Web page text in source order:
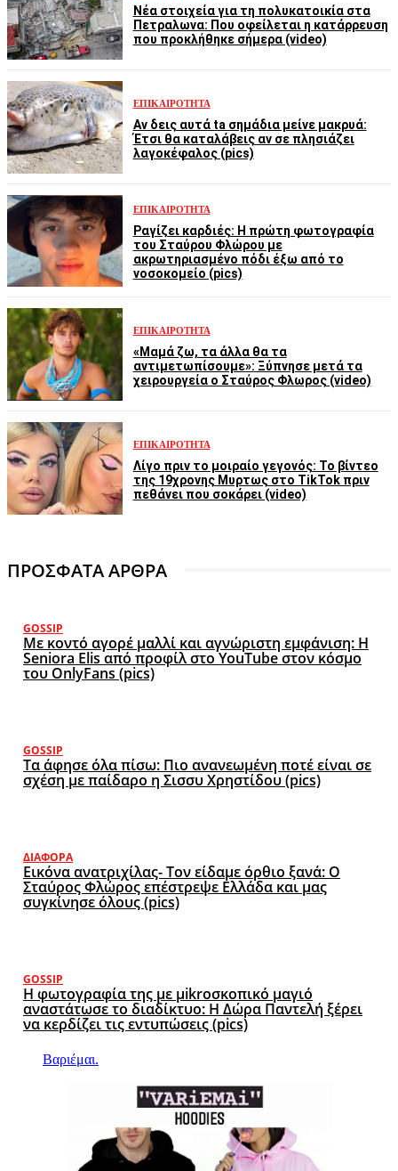
Νέα στοιχεία για τη πολυκατοικία στα
Πετραλωνα: Που οφείλεται η κατάρρευση
που προκλήθηκε σήμερα (video)
ΕΠΙΚΑΙΡΌΤΗΤΑ
Αν δεις αυτά ta σημάδια μείνε μακρυά:
Έτσι θα καταλάβεις αν σε πλησιάζει
λαγοκέφαλος (pics)
ΕΠΙΚΑΙΡΌΤΗΤΑ
Ραγίζει καρδιές: Η πρώτη φωτογραφία
του Σταύρου Φλώρου με
ακρωτηριασμένο πόδι έξω από το
νοσοκομείο (pics)
ΕΠΙΚΑΙΡΌΤΗΤΑ
«Μαμά ζω, τα άλλα θα τα
αντιμετωπίσουμε»: Ξύπνησε μετά τα
χειρουργεία ο Σταύρος Φλωρος (video)
ΕΠΙΚΑΙΡΌΤΗΤΑ
Λίγο πριν το μοιραίο γεγονός: Το βίντεο
της 19χρονης Μυρτως στο TikTok πριν
πεθάνει που σοκάρει (video)
ΠΡΟΣΦΑΤΑ ΑΡΘΡΑ
GOSSIP
Με κοντό αγορέ μαλλί και αγνώριστη εμφάνιση: Η
Seniora Elis από προφίλ στο YouTube στον κόσμο
του OnlyFans (pics)
GOSSIP
Τα άφησε όλα πίσω: Πιο ανανεωμένη ποτέ είναι σε
σχέση με παίδαρο η Σισσυ Χρηστίδου (pics)
ΔΙΆΦΟΡΑ
Εικόνα ανατριχίλας- Τον είδαμε όρθιο ξανά: Ο
Σταύρος Φλώρος επέστρεψε Ελλάδα και μας
συγκίνησε όλους (pics)
GOSSIP
Η φωτογραφία της με μikroσκοπικό μαγιό
αναστάτωσε το διαδίκτυο: Η Δώρα Παντελή ξέρει
να κερδίζει τις εντυπώσεις (pics)
Βαριέμαι.